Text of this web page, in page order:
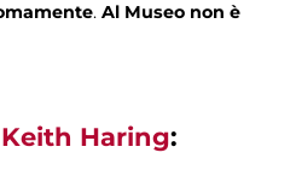
. Al Museo non è
Keith Haring: